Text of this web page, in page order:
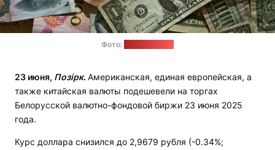
Фото:
23 июня, Позірк. Американская, единая европейская, а
также китайская валюты подешевели на торгах
Белорусской валютно-фондовой биржи 23 июня 2025
года.
Курс доллара снизился до 2,9679 рубля (-0.34%;